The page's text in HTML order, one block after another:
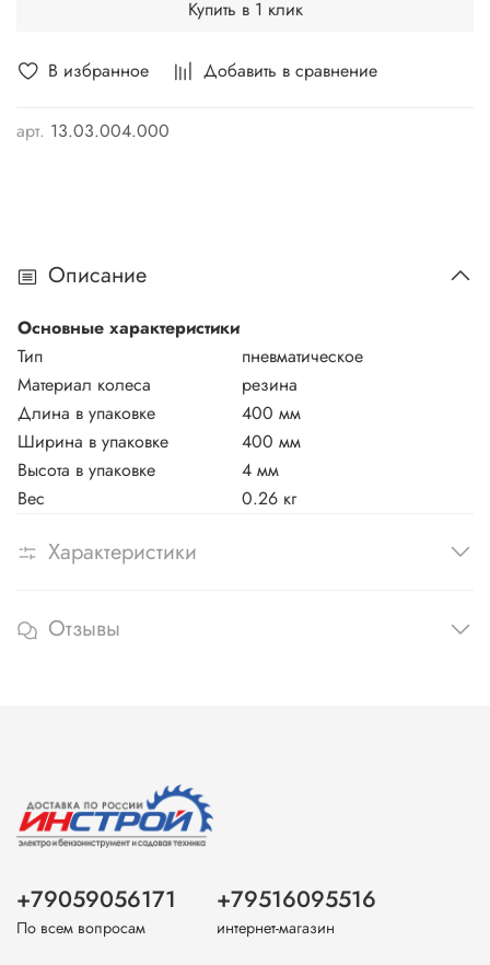
В избранное Добавить в сравнение
арт. 13.03.004.000
Купить в 1 клик
Описание
Основные характеристики
Тип
пневматическое
Материал колеса
резина
Длина в упаковке
400 мм
Ширина в упаковке
400 мм
Высота в упаковке
4 мм
Вес
0.26 кг
Характеристики
Отзывы
+79059056171
По всем вопросам
+79516095516
интернет-магазин